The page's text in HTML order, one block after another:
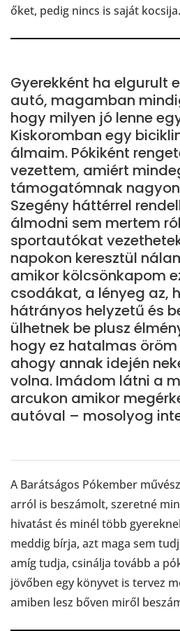
őket, pedig nincs is saját kocsija.
Gyerekként ha elgurult
autó, magamban
hogy milyen jó lenne
Kiskoromban egy
álmaim. Pókiként
vezettem, amiért
támogatómnak
Szegény háttérrel
álmodni sem mertem
sportautókat
napokon keresztül
amikor kölcsönkapom
csodákat, a lényeg az,
hátrányos helyzetű és
ülhetnek be plusz
hogy ez hatalmas
ahogy annak idején
volna. Imádom látni a
arcukon amikor
autóval – mosolyog
A Barátságos Pókember
arról is beszámolt, szeretné
hivatást és minél több
meddig bírja, azt maga sem
amíg tudja, csinálja tovább a
jövőben egy könyvet is tervez
amiben lesz bőven miről